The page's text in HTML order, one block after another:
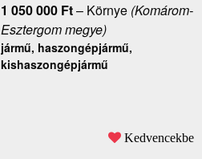
1 050 000 Ft– Környe(Komárom-
Esztergom megye)
jármű, haszongépjármű,
kishaszongépjármű
Kedvencekbe